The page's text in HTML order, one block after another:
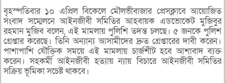
বৃহস্পতিবার ১০ এপ্রিল বিকেলে মৌলভীবাজার প্রেসক্লাবে আয়োজিত
সংবাদ সম্মেলনে আইনজীবী সমিতির আহবায়ক এডভোকেট মুজিবুর
রহমান মুজিব বলেন, এই মামলায় পুলিশি তদন্ত চলছে। ৫ জনকে পুলিশ
গ্রেপ্তার করেছে। তিনি অন্যান্য আসামীদের দ্রুত গ্রেপ্তারের দাবী করেন।
পাশাপাশি যৌক্তিক সময়ে এই মামলায় চার্জশীট হবে আশাবাদ ব্যক্ত
করেন। সহকর্মী আইনজীবী হত্যায় ন্যায় বিচারে আইনজীবী সমিতির
সক্রিয় ভূমিকা সচেষ্ট থাকবে।